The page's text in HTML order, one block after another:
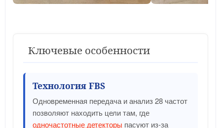
Ключевые особенности
Технология FBS
Одновременная передача и анализ 28 частот
позволяют находить цели там, где
одночастотные детекторы пасуют из-за